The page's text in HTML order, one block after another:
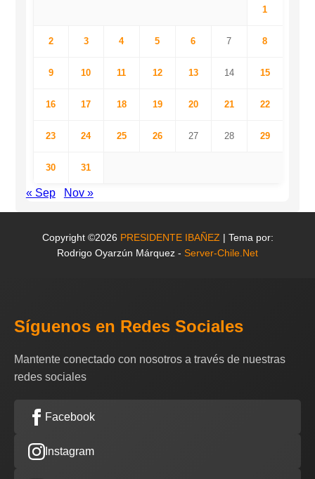
1
2 3 4 5 6 7 8
9 10 11 12 13 14 15
16 17 18 19 20 21 22
23 24 25 26 27 28 29
30 31
« Sep Nov »
Copyright ©2026 PRESIDENTE IBAÑEZ | Tema por:
Rodrigo Oyarzún Márquez - Server-Chile.Net
Síguenos en Redes Sociales
Mantente conectado con nosotros a través de nuestras
redes sociales
Facebook
Instagram